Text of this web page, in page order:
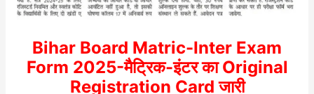
Bihar Board Matric-Inter Exam
Form 2025-मैट्रिक-इंटर का Original
Registration Card जारी